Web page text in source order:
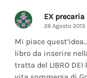
EX precaria
26 Agosto 2013
Mi piace
libro da inserire
tratta del LIBRO DEI